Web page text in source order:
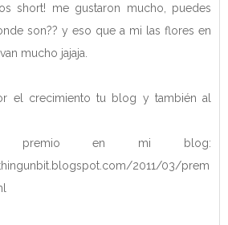
short! me gustaron mucho, puedes
son?? y eso que a mi las flores en
mucho jajaja.
el crecimiento tu blog y también al
premio en mi blog:
2011/03/prem